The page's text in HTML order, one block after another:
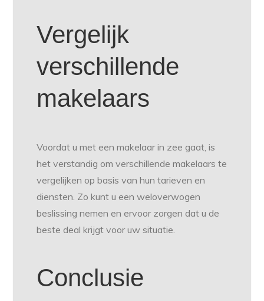
Vergelijk
verschillende
makelaars
Voordat u met een makelaar in zee gaat, is
het verstandig om verschillende makelaars te
vergelijken op basis van hun tarieven en
diensten. Zo kunt u een weloverwogen
beslissing nemen en ervoor zorgen dat u de
beste deal krijgt voor uw situatie.
Conclusie